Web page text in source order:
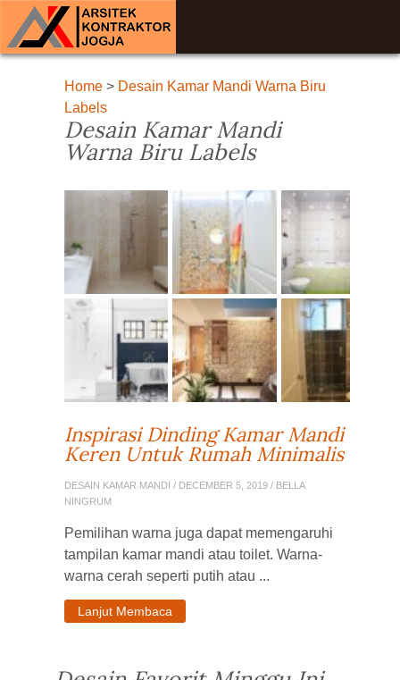
Home> Desain Kamar Mandi Warna Biru
Labels
Desain Kamar Mandi
Warna Biru Labels
Inspirasi Dinding Kamar Mandi
Keren Untuk Rumah Minimalis
DESAIN KAMAR MANDI / DECEMBER 5, 2019 / BELLA
NINGRUM
Pemilihan warna juga dapat memengaruhi
tampilan kamar mandi atau toilet. Warna-
warna cerah seperti putih atau ...
Lanjut Membaca